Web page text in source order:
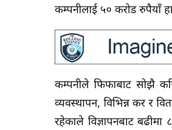
कम्पनीलाई ५० करोड रुपैयाँ
कम्पनीले फिफाबाट सोझै
व्यवस्थापन, विभिन्न कर र
रहेकाले विज्ञापनबाट